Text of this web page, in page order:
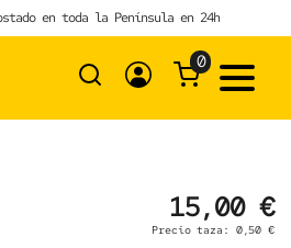
en toda la Península en 24h
0
15,00 €
Precio taza: 0,50 €